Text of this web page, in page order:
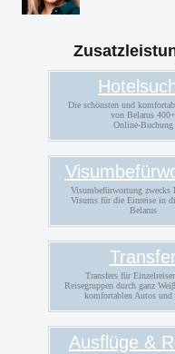
Die schönsten und
von Belarus 400+
Online-Buchung
Visumbefürwortung zwecks
Visums für die Einreise in
Belarus
Transfer
Transfers für
Reisegruppen durch ganz
komfortablen Autos und
Ausflüge &